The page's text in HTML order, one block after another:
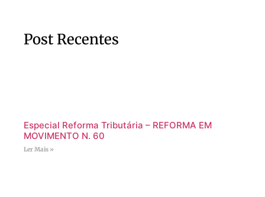
Post Recentes
Especial Reforma Tributária – REFORMA EM
MOVIMENTO N. 60
Ler Mais »